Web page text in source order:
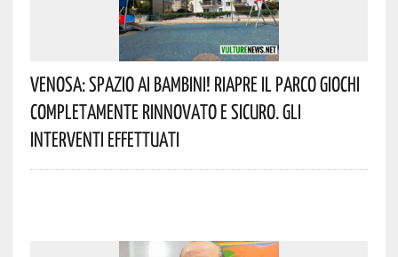
Venosa: Spazio Ai Bambini! Riapre Il Parco Giochi
Completamente Rinnovato E Sicuro. Gli
Interventi Effettuati